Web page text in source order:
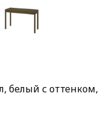
белый с оттенком,